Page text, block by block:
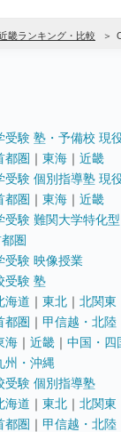
畿ランキング・比較
受験 塾・予備校 現
都圏 ｜ 東海 ｜ 近畿
受験 個別指導塾 現
都圏 ｜ 東海 ｜ 近畿
受験 難関大学特化
圏
受験 映像授業
受験 塾
海道 ｜ 東北 ｜ 北関東
都圏 ｜ 甲信越・北陸
海 ｜ 近畿 ｜ 中国・四
州・沖縄
受験 個別指導塾
海道 ｜ 東北 ｜ 北関東
都圏 ｜ 甲信越・北陸